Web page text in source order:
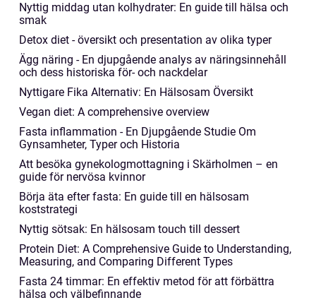
Nyttig middag utan kolhydrater: En guide till hälsa och
smak
Detox diet - översikt och presentation av olika typer
Ägg näring - En djupgående analys av näringsinnehåll
och dess historiska för- och nackdelar
Nyttigare Fika Alternativ: En Hälsosam Översikt
Vegan diet: A comprehensive overview
Fasta inflammation - En Djupgående Studie Om
Gynsamheter, Typer och Historia
Att besöka gynekologmottagning i Skärholmen – en
guide för nervösa kvinnor
Börja äta efter fasta: En guide till en hälsosam
koststrategi
Nyttig sötsak: En hälsosam touch till dessert
Protein Diet: A Comprehensive Guide to Understanding,
Measuring, and Comparing Different Types
Fasta 24 timmar: En effektiv metod för att förbättra
hälsa och välbefinnande